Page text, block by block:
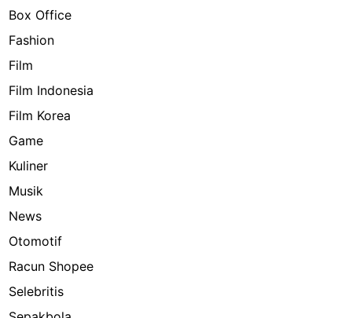
Box Office
Fashion
Film
Film Indonesia
Film Korea
Game
Kuliner
Musik
News
Otomotif
Racun Shopee
Selebritis